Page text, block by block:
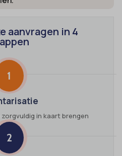
aanvragen in 4
1
in kaart brengen
2